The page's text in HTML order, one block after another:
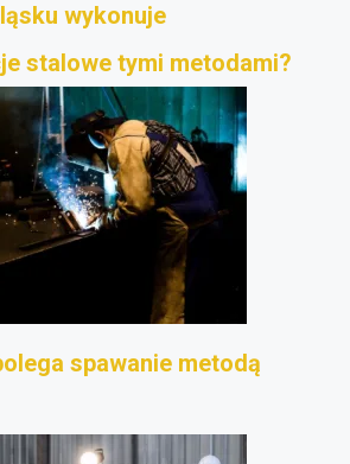
wykonuje
stalowe tymi metodami?
spawanie metodą